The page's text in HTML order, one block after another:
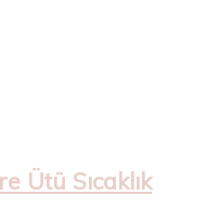
Ütü Sıcaklık